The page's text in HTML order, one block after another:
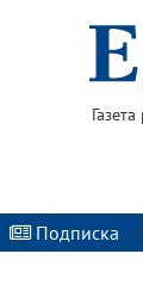
Подписка |